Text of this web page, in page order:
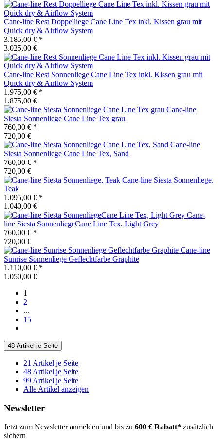
Cane-line Rest Doppelliege Cane Line Tex inkl. Kissen grau mit
Quick dry & Airflow System
3.185,00 € *
3.025,00 €
Cane-line Rest Sonnenliege Cane Line Tex inkl. Kissen grau mit
Quick dry & Airflow System
1.975,00 € *
1.875,00 €
Cane-line
Siesta Sonnenliege Cane Line Tex grau
760,00 € *
720,00 €
Cane-line
Siesta Sonnenliege Cane Line Tex, Sand
760,00 € *
720,00 €
Cane-line Siesta Sonnenliege,
Teak
1.095,00 € *
1.040,00 €
Cane-
line Siesta SonnenliegeCane Line Tex, Light Grey
760,00 € *
720,00 €
Cane-line
Sunrise Sonnenliege Geflechtfarbe Graphite
1.110,00 € *
1.050,00 €
1
2
...
15
48 Artikel je Seite
21 Artikel je Seite
48 Artikel je Seite
99 Artikel je Seite
Alle Artikel anzeigen
Newsletter
Jetzt zum Newsletter anmelden und bis zu 600 € Rabatt* zusätzlich
sichern